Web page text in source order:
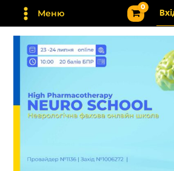
Перейти
вмісту
Меню